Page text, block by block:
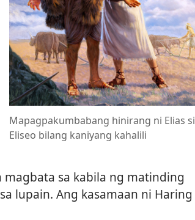
Mapagpakumbabang hinirang ni Elias si
Eliseo bilang kaniyang kahalili
magbata sa kabila ng matinding
lupain. Ang kasamaan ni Haring